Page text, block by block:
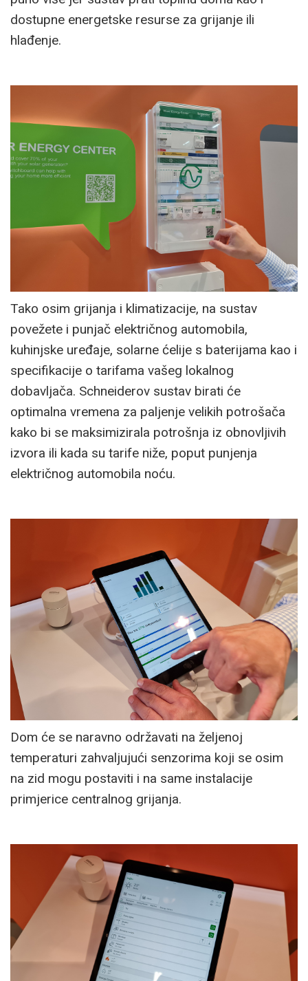
dostupne energetske resurse za grijanje ili
hlađenje.
Tako osim grijanja i klimatizacije, na sustav
povežete i punjač električnog automobila,
kuhinjske uređaje, solarne ćelije s baterijama kao i
specifikacije o tarifama vašeg lokalnog
dobavljača. Schneiderov sustav birati će
optimalna vremena za paljenje velikih potrošača
kako bi se maksimizirala potrošnja iz obnovljivih
izvora ili kada su tarife niže, poput punjenja
električnog automobila noću.
Dom će se naravno održavati na željenoj
temperaturi zahvaljujući senzorima koji se osim
na zid mogu postaviti i na same instalacije
primjerice centralnog grijanja.